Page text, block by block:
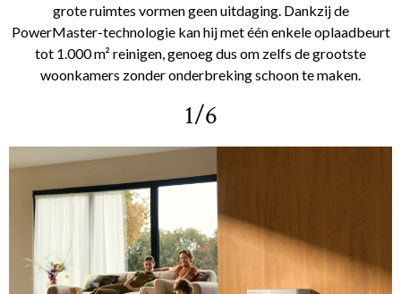
grote ruimtes vormen geen uitdaging. Dankzij de
PowerMaster-technologie kan hij met één enkele oplaadbeurt
tot 1.000 m² reinigen, genoeg dus om zelfs de grootste
woonkamers zonder onderbreking schoon te maken.
1/6